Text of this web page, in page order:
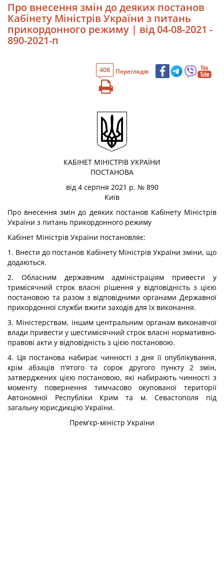
Про внесення змін до деяких постанов
Кабінету Міністрів України з питань
прикордонного режиму | від 04-08-2021 -
890-2021-п
408 Переглядів
КАБІНЕТ МІНІСТРІВ УКРАЇНИ
ПОСТАНОВА
від 4 серпня 2021 р. № 890
Київ
Про внесення змін до деяких постанов Кабінету Міністрів
України з питань прикордонного режиму
Кабінет Міністрів України постановляє:
1. Внести до постанов Кабінету Міністрів України зміни, що
додаються.
2. Обласним державним адміністраціям привести у
тримісячний строк власні рішення у відповідність з цією
постановою та разом з відповідними органами Державної
прикордонної служби вжити заходів для їх виконання.
3. Міністерствам, іншим центральним органам виконавчої
влади привести у шестимісячний строк власні нормативно-
правові акти у відповідність з цією постановою.
4. Ця постанова набирає чинності з дня її опублікування,
крім абзаців п’ятогота сорок другогопункту 2 змін,
затверджених цією постановою, які набирають чинності з
моменту повернення тимчасово окупованої території
Автономної Республіки Крим та м. Севастополя під
загальну юрисдикцію України.
Прем'єр-міністр України